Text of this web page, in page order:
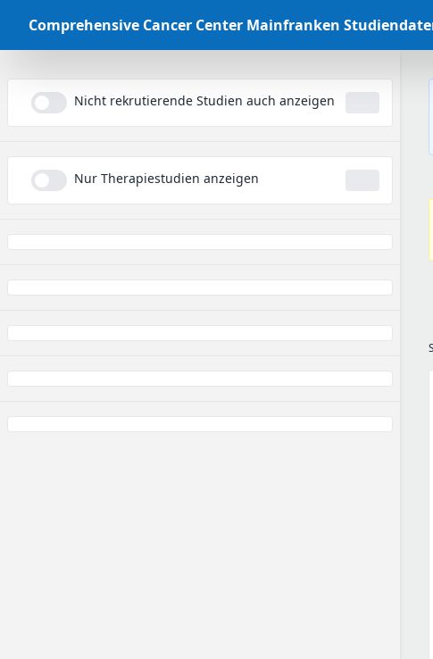
Comprehensive Cancer Center Mainfranken
Nicht rekrutierende Studien auch anzeigen
Nur Therapiestudien anzeigen